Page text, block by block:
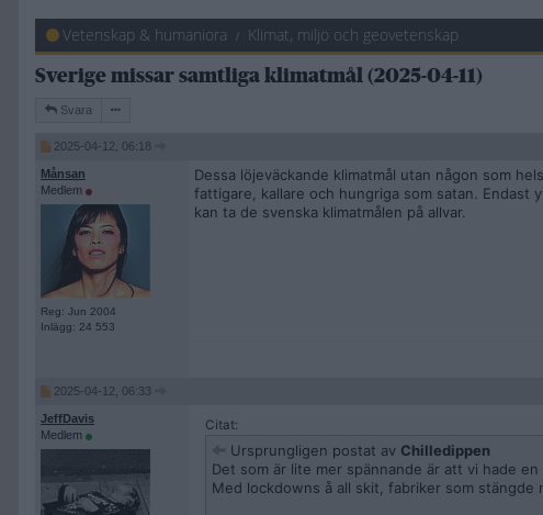
Vetenskap & humaniora Klimat, miljö och geovetenskap
Sverige missar samtliga klimatmål (2025-04-11)
Svara
2025-04-12, 06:18
Månsan
Medlem
Reg: Jun 2004
Inlägg: 24 553
Dessa löjeväckande klimatmål utan någon som
fattigare, kallare och hungriga som satan. Endast
kan ta de svenska klimatmålen på allvar.
2025-04-12, 06:33
JeffDavis
Medlem
Citat:
Ursprungligen postat av Chilledippen
Det som är lite mer spännande är att vi hade en
Med lockdowns å all skit, fabriker som stängde